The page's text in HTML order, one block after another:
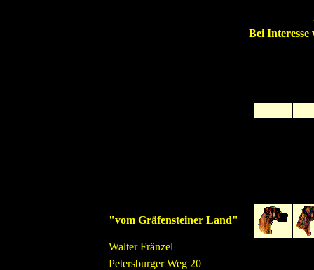
Bei
"vom Gräfensteiner Land"
Walter Fränzel
Petersburger Weg 20